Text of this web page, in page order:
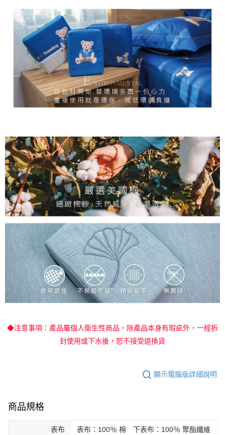
◆注意事項：產品屬個人衛生性商品，除產品本身有瑕疵外，一經拆
封使用或下水後，恕不接受退換貨
顯示電腦版詳細說明
商品規格
表布 表布：100％ 棉 下表布：100％ 聚酯纖維